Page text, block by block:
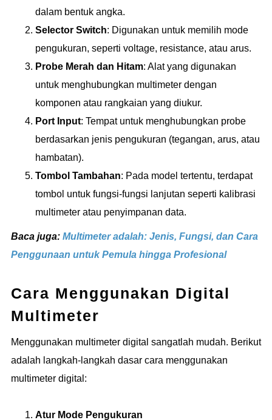
dalam bentuk angka.
Selector Switch: Digunakan untuk memilih mode
pengukuran, seperti voltage, resistance, atau arus.
Probe Merah dan Hitam: Alat yang digunakan
untuk menghubungkan multimeter dengan
komponen atau rangkaian yang diukur.
Port Input: Tempat untuk menghubungkan probe
berdasarkan jenis pengukuran (tegangan, arus, atau
hambatan).
Tombol Tambahan: Pada model tertentu, terdapat
tombol untuk fungsi-fungsi lanjutan seperti kalibrasi
multimeter atau penyimpanan data.
Baca juga: Multimeter adalah: Jenis, Fungsi, dan Cara
Penggunaan untuk Pemula hingga Profesional
Cara Menggunakan Digital
Multimeter
Menggunakan multimeter digital sangatlah mudah. Berikut
adalah langkah-langkah dasar cara menggunakan
multimeter digital:
Atur Mode Pengukuran